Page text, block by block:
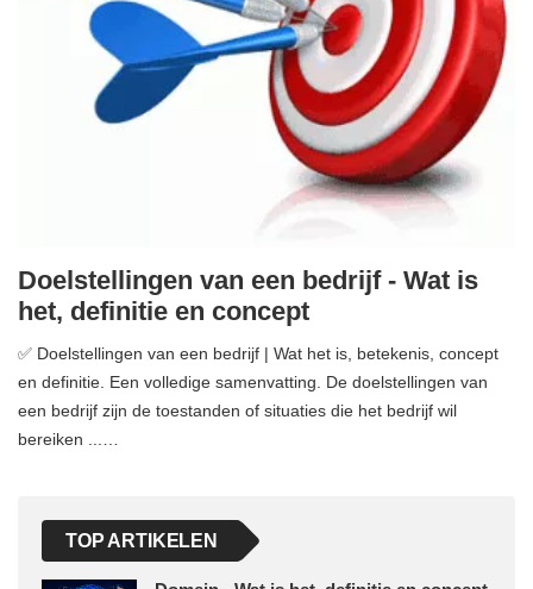
Doelstellingen van een bedrijf - Wat is
het, definitie en concept
✅ Doelstellingen van een bedrijf | Wat het is, betekenis, concept
en definitie. Een volledige samenvatting. De doelstellingen van
een bedrijf zijn de toestanden of situaties die het bedrijf wil
bereiken ...…
TOP ARTIKELEN